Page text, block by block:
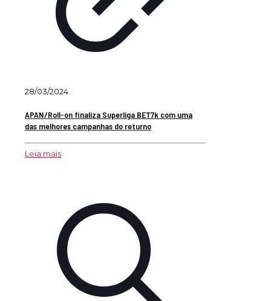
28/03/2024
APAN/Roll-on finaliza Superliga BET7k com uma
das melhores campanhas do returno
Leia mais